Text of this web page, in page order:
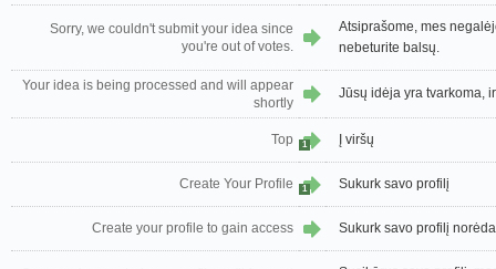
Sorry, we couldn't submit your idea since
you're out of votes.
Atsiprašome, mes
nebeturite balsų.
Your idea is being processed and will appear
shortly
Jūsų idėja yra tvarkoma,
Top 1 Į viršų
Create Your Profile 1 Sukurk savo profilį
Create your profile to gain access Sukurk savo profilį